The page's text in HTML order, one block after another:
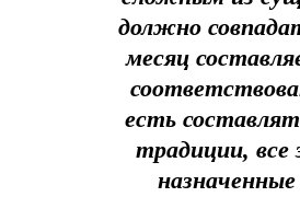
должно
месяц
есть
традиции, все